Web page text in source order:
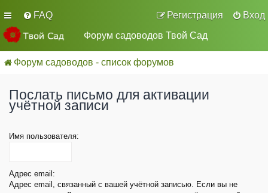
FAQ Вход
Регистрация
Форум садоводов Твой Сад
Форум садоводов - список форумов
Послать письмо для активации
учётной записи
Имя пользователя:
Адрес email:
Адрес email, связанный с вашей учётной записью. Если вы не